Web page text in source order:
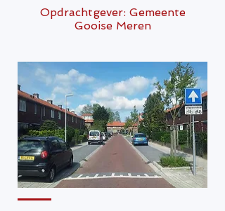
Opdrachtgever: Gemeente
Gooise Meren